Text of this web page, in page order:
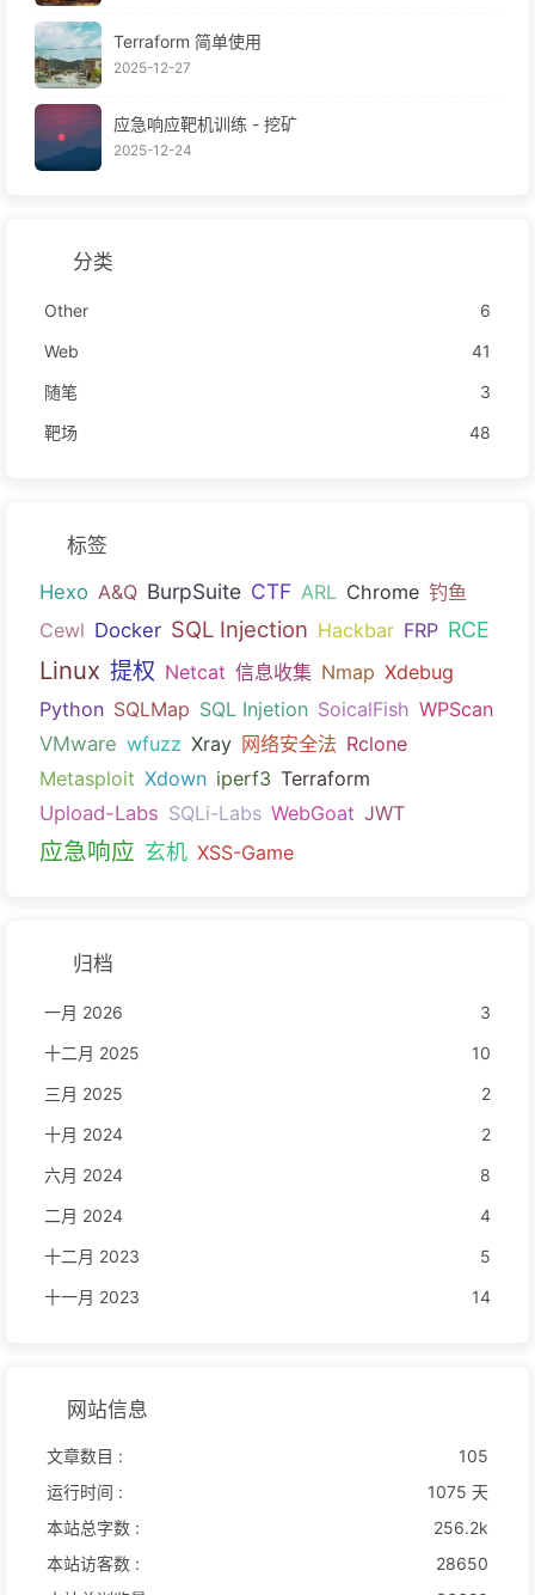
Terraform 简单使用
2025-12-27
应急响应靶机训练 - 挖矿
2025-12-24
分类
Other
6
Web
41
随笔
3
靶场
48
标签
Hexo A&Q BurpSuite CTF ARL Chrome 钓鱼
Cewl Docker SQL Injection Hackbar FRP RCE
Linux 提权 Netcat 信息收集 Nmap Xdebug
Python SQLMap SQL Injetion SoicalFish WPScan
VMware wfuzz Xray 网络安全法 Rclone
Metasploit Xdown iperf3 Terraform
Upload-Labs SQLi-Labs WebGoat JWT
应急响应 玄机 XSS-Game
归档
一月 2026
3
十二月 2025
10
三月 2025
2
十月 2024
2
六月 2024
8
二月 2024
4
十二月 2023
5
十一月 2023
14
网站信息
文章数目 :
105
运行时间 :
1075 天
本站总字数 :
256.2k
本站访客数 :
28650